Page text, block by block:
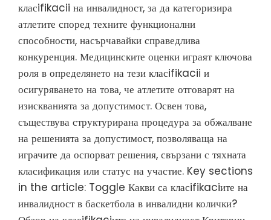
класifikacii на инвалидност, за да категоризира
атлетите според техните функционални
способности, насърчавайки справедлива
конкуренция. Медицинските оценки играят ключова
роля в определянето на тези класifikacii и
осигуряването на това, че атлетите отговарят на
изискванията за допустимост. Освен това,
съществува структурирана процедура за обжалване
на решенията за допустимост, позволяваща на
играчите да оспорват решения, свързани с тяхната
класификация или статус на участие. Key sections
in the article: Toggle Какви са класifikaciите на
инвалидност в баскетбола в инвалидни колички?